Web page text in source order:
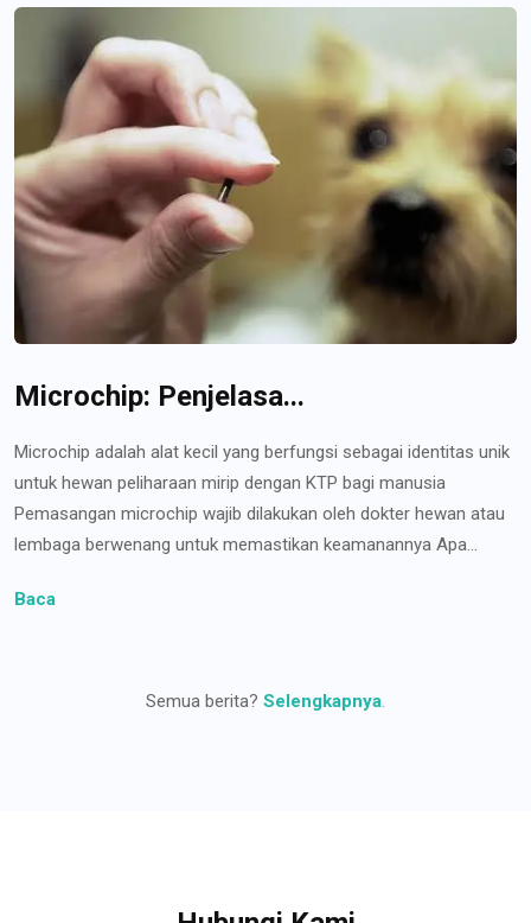
Microchip: Penjelasa...
Microchip adalah alat kecil yang berfungsi sebagai identitas unik
untuk hewan peliharaan mirip dengan KTP bagi manusia
Pemasangan microchip wajib dilakukan oleh dokter hewan atau
lembaga berwenang untuk memastikan keamanannya Apa...
Baca
Semua berita? Selengkapnya.